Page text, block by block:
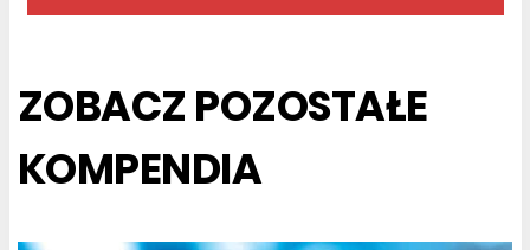
ZOBACZ POZOSTAŁE
KOMPENDIA